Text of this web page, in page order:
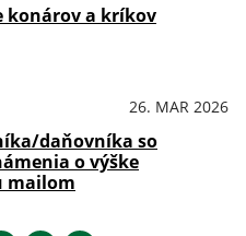
konárov a kríkov
26. MAR 2026
daňovníka so
o výške
mailom